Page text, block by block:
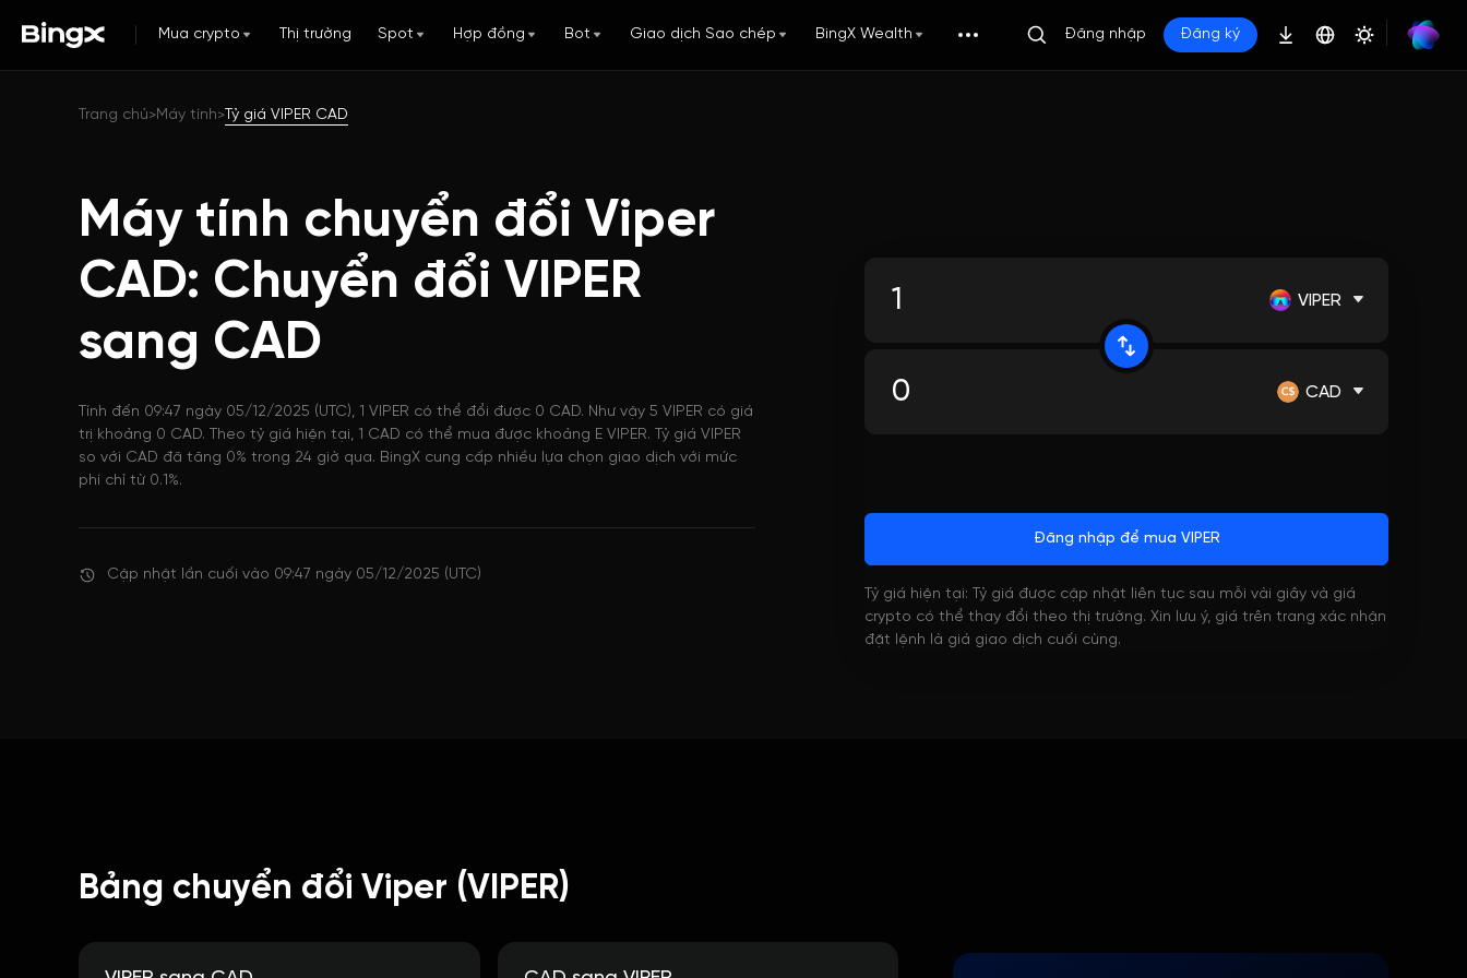
Mua crypto Thị trường Spot Hợp đồng Bot Giao dịch Sao chép BingX Wealth Đăng nhập Đăng ký
Trang chủ>Máy tính> Tỷ giá VIPER CAD
Máy tính chuyển đổi Viper
CAD: Chuyển đổi VIPER
sang CAD
Tính đến 09:47 ngày 05/12/2025 (UTC), 1 VIPER có thể đổi được 0 CAD. Như vậy 5 VIPER có giá
trị khoảng 0 CAD. Theo tỷ giá hiện tại, 1 CAD có thể mua được khoảng E VIPER. Tỷ giá VIPER
so với CAD đã tăng 0% trong 24 giờ qua. BingX cung cấp nhiều lựa chọn giao dịch với mức
phí chỉ từ 0.1%.
Cập nhật lần cuối vào 09:47 ngày 05/12/2025 (UTC)
VIPER
CAD
Đăng nhập để mua VIPER
Tỷ giá hiện tại: Tỷ giá được cập nhật liên tục sau mỗi vài giây và giá
crypto có thể thay đổi theo thị trường. Xin lưu ý, giá trên trang xác nhận
đặt lệnh là giá giao dịch cuối cùng.
Bảng chuyển đổi Viper (VIPER)